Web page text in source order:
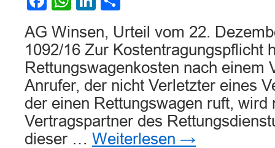
AG Winsen, Urteil vom 22.
1092/16 Zur Kostentragungspflicht
Rettungswagenkosten nach einem
Anrufer, der nicht Verletzter eines
der einen Rettungswagen ruft, wird
Vertragspartner des
dieser … Weiterlesen →